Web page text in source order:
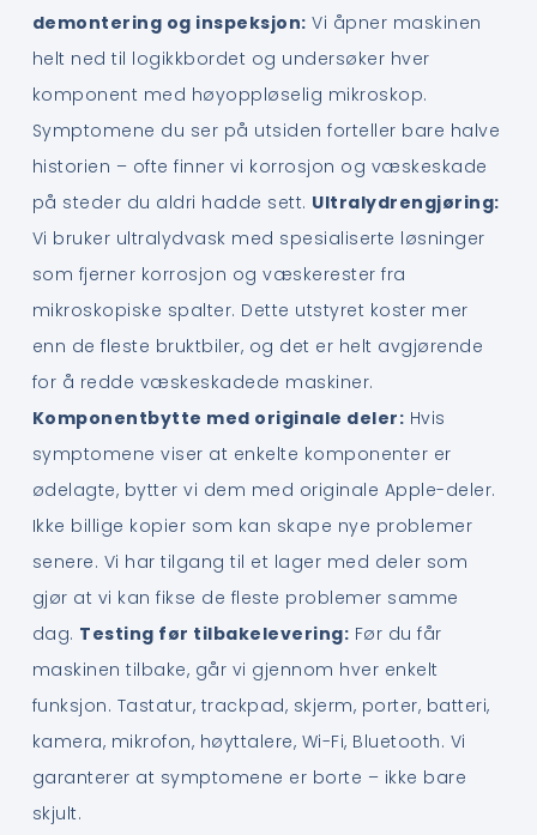
demontering og inspeksjon: Vi åpner maskinen
helt ned til logikkbordet og undersøker hver
komponent med høyoppløselig mikroskop.
Symptomene du ser på utsiden forteller bare halve
historien – ofte finner vi korrosjon og væskeskade
på steder du aldri hadde sett. Ultralydrengjøring:
Vi bruker ultralydvask med spesialiserte løsninger
som fjerner korrosjon og væskerester fra
mikroskopiske spalter. Dette utstyret koster mer
enn de fleste bruktbiler, og det er helt avgjørende
for å redde væskeskadede maskiner.
Komponentbytte med originale deler: Hvis
symptomene viser at enkelte komponenter er
ødelagte, bytter vi dem med originale Apple-deler.
Ikke billige kopier som kan skape nye problemer
senere. Vi har tilgang til et lager med deler som
gjør at vi kan fikse de fleste problemer samme
dag. Testing før tilbakelevering: Før du får
maskinen tilbake, går vi gjennom hver enkelt
funksjon. Tastatur, trackpad, skjerm, porter, batteri,
kamera, mikrofon, høyttalere, Wi-Fi, Bluetooth. Vi
garanterer at symptomene er borte – ikke bare
skjult.